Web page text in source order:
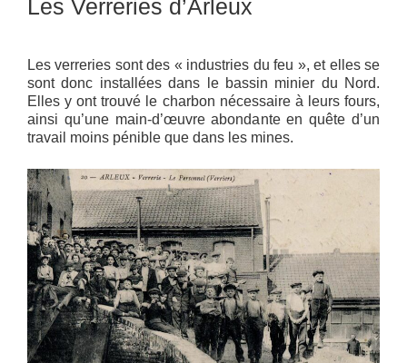
Les Verreries d’Arleux
Les verreries sont des « industries du feu », et elles se
sont donc installées dans le bassin minier du Nord.
Elles y ont trouvé le charbon nécessaire à leurs fours,
ainsi qu’une main-d’œuvre abondante en quête d’un
travail moins pénible que dans les mines.